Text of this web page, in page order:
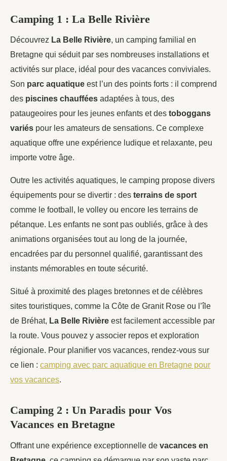
Camping 1 : La Belle Rivière
Découvrez La Belle Rivière, un camping familial en
Bretagne qui séduit par ses nombreuses installations et
activités sur place, idéal pour des vacances conviviales.
Son parc aquatique est l’un des points forts : il comprend
des piscines chauffées adaptées à tous, des
pataugeoires pour les jeunes enfants et des toboggans
variés pour les amateurs de sensations. Ce complexe
aquatique offre une expérience ludique et relaxante, peu
importe votre âge.
Outre les activités aquatiques, le camping propose divers
équipements pour se divertir : des terrains de sport
comme le football, le volley ou encore les terrains de
pétanque. Les enfants ne sont pas oubliés, grâce à des
animations organisées tout au long de la journée,
encadrées par du personnel qualifié, garantissant des
instants mémorables en toute sécurité.
Situé à proximité des plages bretonnes et de célèbres
sites touristiques, comme la Côte de Granit Rose ou l’île
de Bréhat, La Belle Rivière est facilement accessible par
la route. Vous pouvez y associer repos et exploration
régionale. Pour planifier vos vacances, rendez-vous sur
ce lien : camping avec parc aquatique en Bretagne pour
vos vacances.
Camping 2 : Un Paradis pour Vos
Vacances en Bretagne
Offrant une expérience exceptionnelle de vacances en